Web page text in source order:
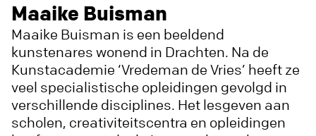
Maaike Buisman
Maaike Buisman is een beeldend
kunstenares wonend in Drachten. Na de
Kunstacademie ‘Vredeman de Vries’ heeft ze
veel specialistische opleidingen gevolgd in
verschillende disciplines. Het lesgeven aan
scholen, creativiteitscentra en opleidingen